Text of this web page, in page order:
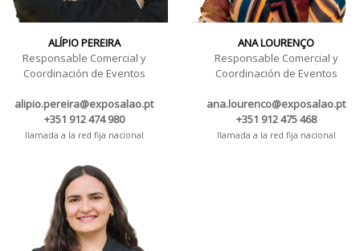
ALÍPIO PEREIRA
Responsable Comercial y
Coordinación de Eventos
alipio.pereira@exposalao.pt
+351 912 474 980
llamada a la red fija nacional
ANA LOURENÇO
Responsable Comercial y
Coordinación de Eventos
ana.lourenco@exposalao.pt
+351 912 475 468
llamada a la red fija nacional